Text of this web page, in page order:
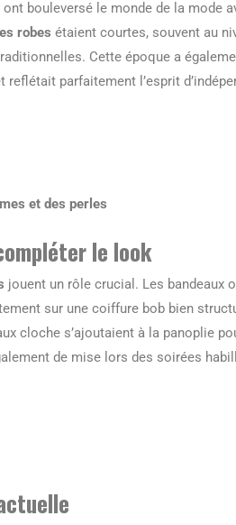
bouleversé le monde de la mode
robes étaient courtes, souvent au
Cette époque a
parfaitement l’esprit
et des perles
le look
jouent un rôle crucial. Les bandeaux
sur une coiffure bob bien
cloche s’ajoutaient à la panoplie
de mise lors des soirées